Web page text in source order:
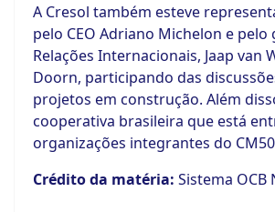
A Cresol também esteve
pelo CEO Adriano Michelon e pelo
Relações Internacionais, Jaap van
Doorn, participando das
projetos em construção. Além
cooperativa brasileira que está
organizações integrantes do
Crédito da matéria: Sistema OCB